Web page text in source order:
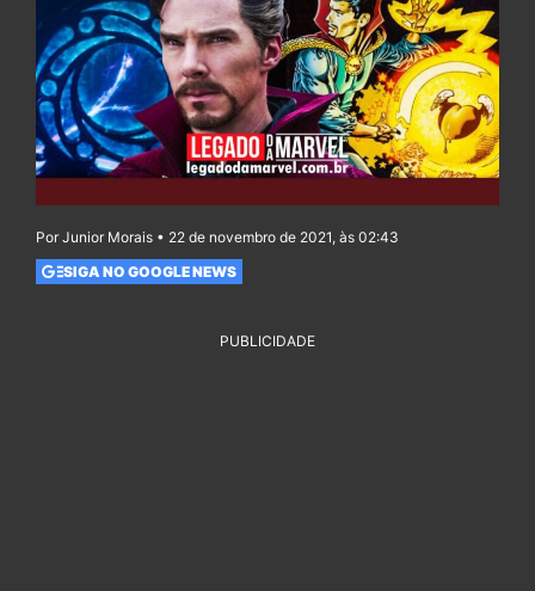
Por Junior Morais • 22 de novembro de 2021, às 02:43
SIGA NO GOOGLE NEWS
PUBLICIDADE